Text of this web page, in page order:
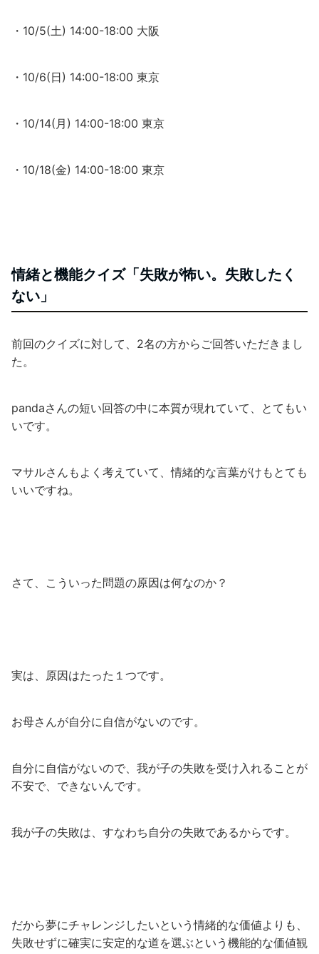
・10/5(土) 14:00-18:00 大阪
・10/6(日) 14:00-18:00 東京
・10/14(月) 14:00-18:00 東京
・10/18(金) 14:00-18:00 東京
情緒と機能クイズ「失敗が怖い。失敗したく
ない」
前回のクイズに対して、2名の方からご回答いただきまし
た。
pandaさんの短い回答の中に本質が現れていて、とてもい
いです。
マサルさんもよく考えていて、情緒的な言葉がけもとても
いいですね。
さて、こういった問題の原因は何なのか？
実は、原因はたった１つです。
お母さんが自分に自信がないのです。
自分に自信がないので、我が子の失敗を受け入れることが
不安で、できないんです。
我が子の失敗は、すなわち自分の失敗であるからです。
だから夢にチャレンジしたいという情緒的な価値よりも、
失敗せずに確実に安定的な道を選ぶという機能的な価値観